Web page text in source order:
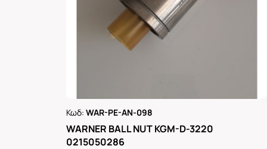
Κωδ:WAR-PE-AN-098
WARNER BALL NUT KGM-D-3220
0215050286